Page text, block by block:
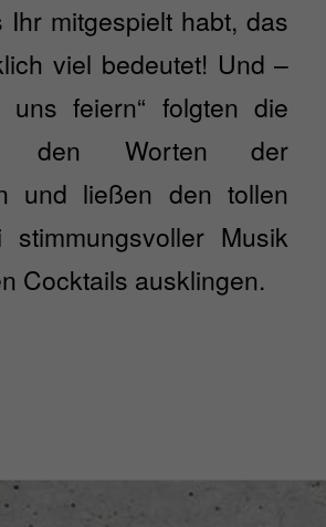
Ihr mitgespielt habt, das
viel bedeutet! Und –
uns feiern“ folgten die
den Worten der
und ließen den tollen
stimmungsvoller Musik
Cocktails ausklingen.
und Social-Media-Plattformen werden
Wenn Cookies von externen Medien akzeptiert
auf diese Inhalte keiner manuellen Einwilligung
Informationen anzeigen
Datenschutzerklärung Impressum